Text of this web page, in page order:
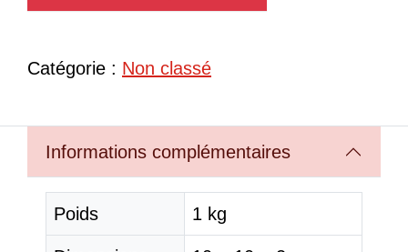
Catégorie : Non classé
Informations complémentaires
Poids 1 kg